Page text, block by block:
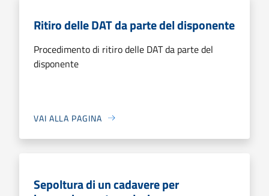
Ritiro delle DAT da parte del disponente
Procedimento di ritiro delle DAT da parte del
disponente
VAI ALLA PAGINA
Sepoltura di un cadavere per